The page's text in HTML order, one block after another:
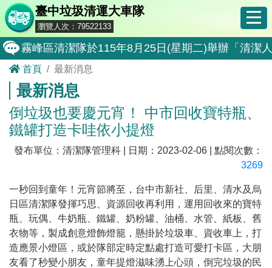
臺中垃圾清運大車隊
瀏覽人次：79522133
霧峰區清潔隊於115年8月25日(星期二)舉辦「清潔
大肚區清潔隊於115年8月25日(星期二)舉辦「清潔
北屯區清潔隊於115年8月11日(星期二)舉辦「清潔
外埔區清潔隊於115年8月18日(星期二)舉辦「清潔
石岡區清潔隊於115年8月18日(星期二)舉辦「清潔
東勢區清潔隊於115年8月18日(星期二)舉辦「清
全民監督公共工程施工品質, 請撥打通報專線0800-
防堵非洲豬瘟總動員，因應非洲豬瘟疫情，市民端
因應非洲豬瘟疫情，市民端廚餘收運排出方式不變
8月10日14:30至15:00防空演習行動網路降速演練
首頁 最新消息
最新消息
倒垃圾也要慶元宵！ 中市回收寶特瓶、
鐵罐打造卡哇依小提燈
發布單位：清潔隊管理科 | 日期：2023-02-06 | 點閱次數：
3269
一秒回到童年！元宵節將至，台中市新社、后里、清水及烏
日區清潔隊發揮巧思、資源回收再利用，運用回收來的寶特
瓶、玩偶、牛奶瓶、鐵罐、奶粉罐、油桶、水管、紙板、舊
衣物等，製成創意燈飾燈籠，懸掛於垃圾車、資收車上，打
造應景小燈區，或於隊部定時定點處打造可愛打卡區，大朋
友看了秒變小朋友，童年提燈滋味湧上心頭，倒完垃圾的民